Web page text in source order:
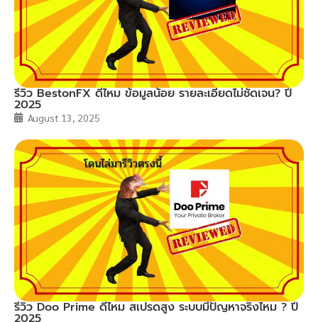
รีวิว BestonFX ดีไหม ข้อมูลน้อย รายละเอียดไม่ชัดเจน? ปี
2025
August 13, 2025
รีวิว Doo Prime ดีไหม สเปรดสูง ระบบมีปัญหาจริงไหม ? ปี